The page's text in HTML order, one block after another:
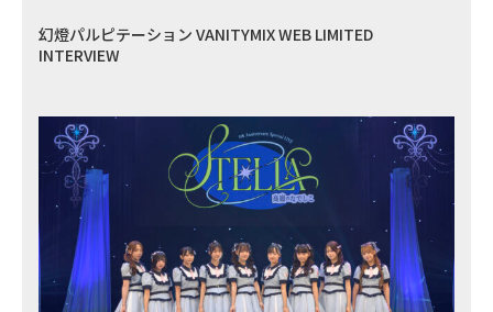
幻燈パルピテーション VANITYMIX WEB LIMITED
INTERVIEW